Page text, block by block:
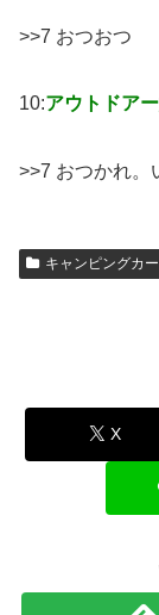
>>7 おつおつ
10:アウトドア
>>7 おつかれ。
キャンピングカ
X